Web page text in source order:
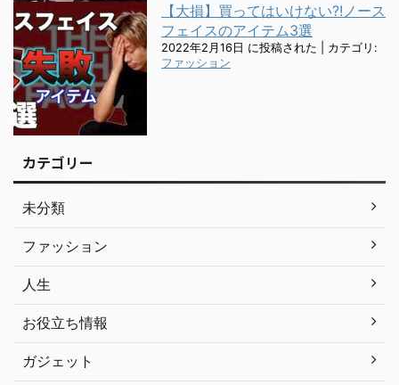
【大損】買ってはいけない?!ノース
フェイスのアイテム3選
2022年2月16日 に投稿された
カテゴリ:
ファッション
カテゴリー
未分類
ファッション
人生
お役立ち情報
ガジェット